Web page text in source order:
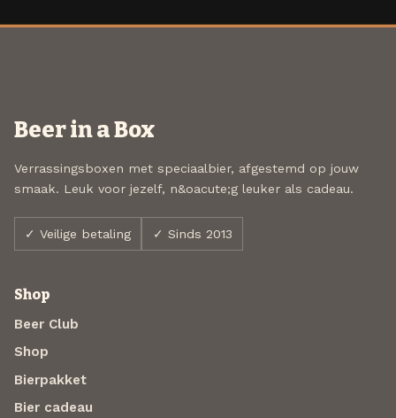
Beer in a Box
Verrassingsboxen met speciaalbier, afgestemd op jouw
smaak. Leuk voor jezelf, n&oacute;g leuker als cadeau.
✓ Veilige betaling ✓ Sinds 2013
Shop
Beer Club
Shop
Bierpakket
Bier cadeau